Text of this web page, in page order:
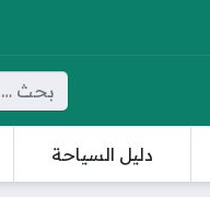
البحث عن:
دليل السياحة